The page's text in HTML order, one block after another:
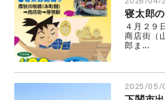
寝太郎
４月２９
商店街（
郎ま...
2025/05/